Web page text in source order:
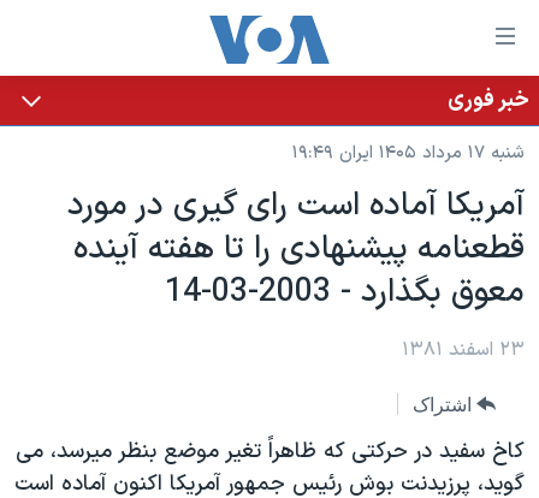
لینکهای
قابل
دسترسی
جهش
محتوای
اصلی
به
صفحه
جهش
به
جستجو
خانه
نسخه سبک وب‌سایت
موضوع ها
ایران
آمریکا
جهان
ویژه برنامه‌ها
برنامه های تلویزیونی
جدول برنامه ها
صفحه‌های ویژه
۲۵۰سالگی آمریکا
فرکانس‌های صدای آمریکا
خبر فوری
شنبه ۱۷ مرداد ۱۴۰۵ ایران ۱۹:۴۹
آمريکا آماده است رای گيری در مورد
قطعنامه پيشنهادی را تا هفته آينده
معوق بگذارد - 2003-03-14
۲۳ اسفند ۱۳۸۱
اشتراک
کاخ سفيد در حرکتی که ظاهراً تغير موضع بنظر ميرسد، می
گويد، پرزيدنت بوش رئيس جمهور آمريکا اکنون آماده است